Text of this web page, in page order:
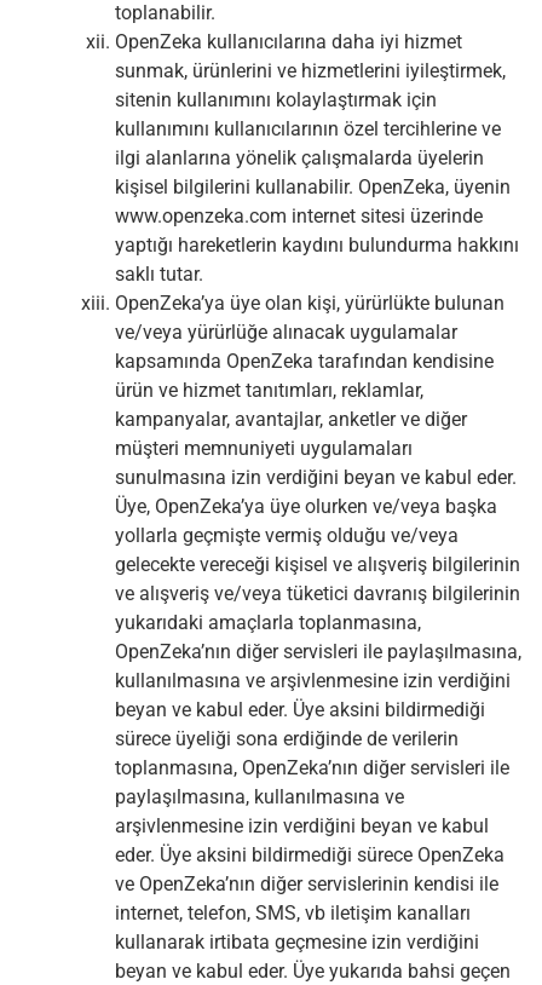
toplanabilir.
OpenZeka kullanıcılarına daha iyi hizmet
sunmak, ürünlerini ve hizmetlerini iyileştirmek,
sitenin kullanımını kolaylaştırmak için
kullanımını kullanıcılarının özel tercihlerine ve
ilgi alanlarına yönelik çalışmalarda üyelerin
kişisel bilgilerini kullanabilir. OpenZeka, üyenin
www.openzeka.com internet sitesi üzerinde
yaptığı hareketlerin kaydını bulundurma hakkını
saklı tutar.
OpenZeka’ya üye olan kişi, yürürlükte bulunan
ve/veya yürürlüğe alınacak uygulamalar
kapsamında OpenZeka tarafından kendisine
ürün ve hizmet tanıtımları, reklamlar,
kampanyalar, avantajlar, anketler ve diğer
müşteri memnuniyeti uygulamaları
sunulmasına izin verdiğini beyan ve kabul eder.
Üye, OpenZeka’ya üye olurken ve/veya başka
yollarla geçmişte vermiş olduğu ve/veya
gelecekte vereceği kişisel ve alışveriş bilgilerinin
ve alışveriş ve/veya tüketici davranış bilgilerinin
yukarıdaki amaçlarla toplanmasına,
OpenZeka’nın diğer servisleri ile paylaşılmasına,
kullanılmasına ve arşivlenmesine izin verdiğini
beyan ve kabul eder. Üye aksini bildirmediği
sürece üyeliği sona erdiğinde de verilerin
toplanmasına, OpenZeka’nın diğer servisleri ile
paylaşılmasına, kullanılmasına ve
arşivlenmesine izin verdiğini beyan ve kabul
eder. Üye aksini bildirmediği sürece OpenZeka
ve OpenZeka’nın diğer servislerinin kendisi ile
internet, telefon, SMS, vb iletişim kanalları
kullanarak irtibata geçmesine izin verdiğini
beyan ve kabul eder. Üye yukarıda bahsi geçen